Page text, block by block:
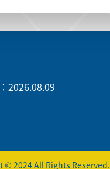
2026.08.09
2024 All Rights Reserved.